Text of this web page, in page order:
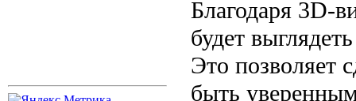
Благодаря 3D-
будет
Это позволяет
быть